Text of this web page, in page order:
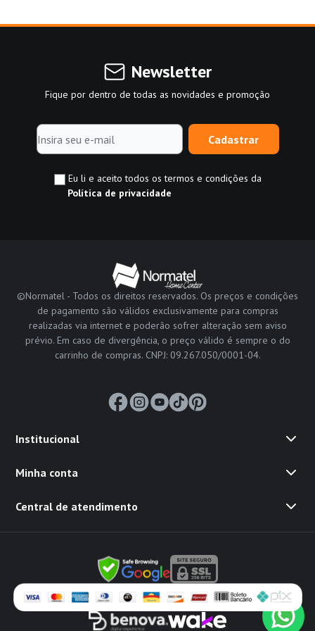
Newsletter
Fique por dentro de todas as novidades e promoção
Cadastrar
Eu li e aceito todos os termos e condições da
Política de privacidade
©Normatel - Todos os direitos reservados. Os preços e condições
de pagamento são válidos exclusivamente para compras
realizadas via internet e poderão sofrer alteração sem aviso
prévio. Em caso de divergência, o preço válido é sempre o do
carrinho de compras. CNPJ: 09.267.050/0001-04.
Institucional
Minha conta
Central de atendimento